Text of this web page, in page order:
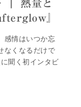
｜ 熱量と
』
感情はいつか忘
なくなるだけで
聞く初インタビ